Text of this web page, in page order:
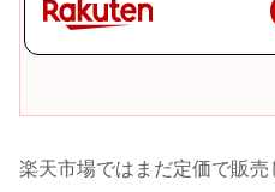
楽天市場ではまだ定価で販売